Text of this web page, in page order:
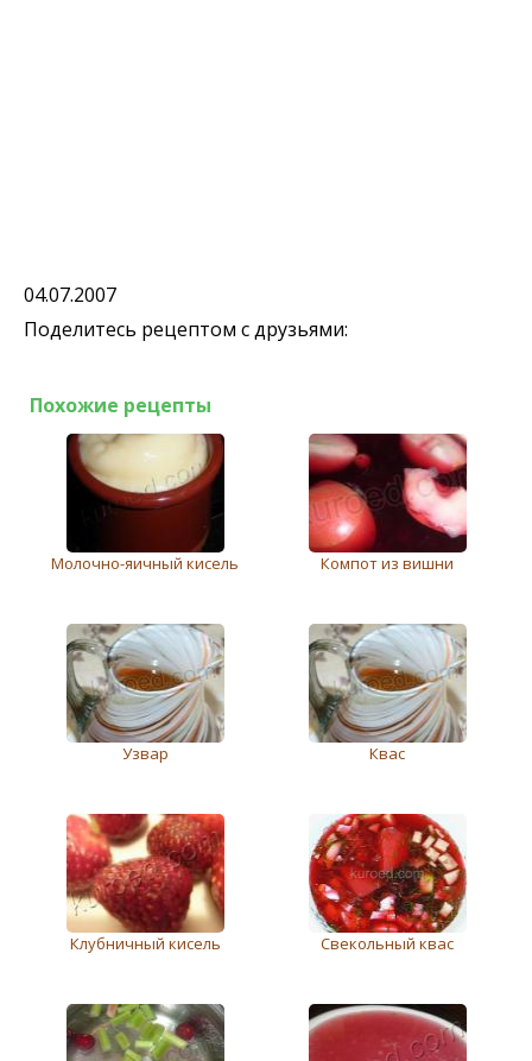
04.07.2007
Поделитесь рецептом с друзьями:
Похожие рецепты
Молочно-яичный кисель Компот из вишни
Узвар Квас
Клубничный кисель Свекольный квас